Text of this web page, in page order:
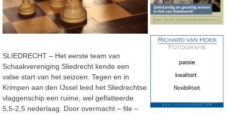
SLIEDRECHT – Het eerste team van
Schaakvereniging Sliedrecht kende een
valse start van het seizoen. Tegen en in
Krimpen aan den IJssel leed het Sliedrechtse
vlaggenschip een ruime, wel geflatteerde
5,5-2,5 nederlaag. Door overmacht – file –